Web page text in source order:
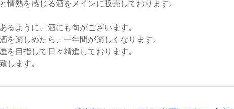
情熱を感じる酒をメインに販売しております。
るように、酒にも旬がございます。
を楽しめたら、一年間が楽しくなります。
を目指して日々精進しております。
します。